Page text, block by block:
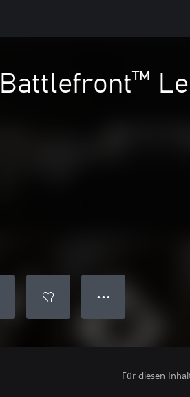
Battlefront™
● ● ●
Für diesen